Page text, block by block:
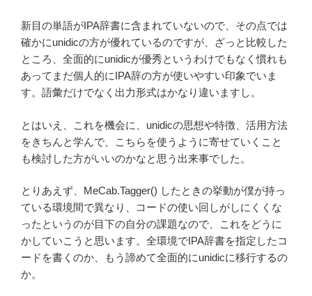
新目の単語がIPA辞書に含まれていないので、その点では
確かにunidicの方が優れているのですが、ざっと比較した
ところ、全面的にunidicが優秀というわけでもなく慣れも
あってまだ個人的にIPA辞の方が使いやすい印象でいま
す。語彙だけでなく出力形式はかなり違いますし。
とはいえ、これを機会に、unidicの思想や特徴、活用方法
をきちんと学んで、こちらを使うように寄せていくこと
も検討した方がいいのかなと思う出来事でした。
とりあえず、MeCab.Tagger() したときの挙動が僕が持っ
ている環境間で異なり、コードの使い回しがしにくくな
ったというのが目下の自分の課題なので、これをどうに
かしていこうと思います。全環境でIPA辞書を指定したコ
ードを書くのか、もう諦めて全面的にunidicに移行するの
か。